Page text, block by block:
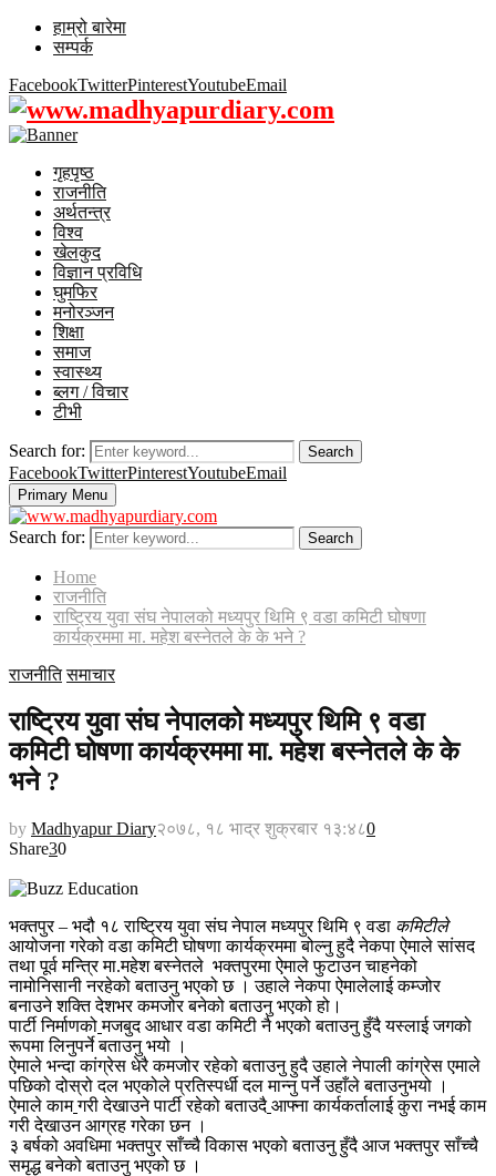
हाम्रो बारेमा
सम्पर्क
FacebookTwitterPinterestYoutubeEmail
गृहपृष्ठ
राजनीति
अर्थतन्त्र
विश्व
खेलकुद
विज्ञान प्रविधि
घुमफिर
मनोरञ्जन
शिक्षा
समाज
स्वास्थ्य
ब्लग / विचार
टीभी
Search for: Search
FacebookTwitterPinterestYoutubeEmail
Primary Menu
Search for: Search
Home
राजनीति
राष्ट्रिय युवा संघ नेपालको मध्यपुर थिमि ९ वडा कमिटी घोषणा
कार्यक्रममा मा. महेश बस्नेतले के के भने ?
राजनीति समाचार
राष्ट्रिय युवा संघ नेपालको मध्यपुर थिमि ९ वडा
कमिटी घोषणा कार्यक्रममा मा. महेश बस्नेतले के के
भने ?
by Madhyapur Diary२०७८, १८ भाद्र शुक्रबार १३:४८0
Share30
भक्तपुर – भदौ १८ राष्ट्रिय युवा संघ नेपाल मध्यपुर थिमि ९ वडा कमिटीले
आयोजना गरेको वडा कमिटी घोषणा कार्यक्रममा बोल्नु हुदै नेकपा ऐमाले सांसद
तथा पूर्व मन्त्रि मा.महेश बस्नेतले भक्तपुरमा ऐमाले फुटाउन चाहनेको
नामोनिसानी नरहेको बताउनु भएको छ । उहाले नेकपा ऐमालेलाई कम्जोर
बनाउने शक्ति देशभर कमजोर बनेको बताउनु भएको हो।
पार्टी निर्माणको मजबुद आधार वडा कमिटी नै भएको बताउनु हुँदै यस्लाई जगको
रूपमा लिनुपर्ने बताउनु भयो ।
ऐमाले भन्दा कांग्रेस धेरै कमजोर रहेको बताउनु हुदै उहाले नेपाली कांग्रेस एमाले
पछिको दोस्रो दल भएकोले प्रतिस्पर्धी दल मान्नु पर्ने उहाँले बताउनुभयो ।
ऐमाले काम गरी देखाउने पार्टी रहेको बताउदै आफ्ना कार्यकर्तालाई कुरा नभई काम
गरी देखाउन आग्रह गरेका छन ।
३ बर्षको अवधिमा भक्तपुर साँच्चै विकास भएको बताउनु हुँदै आज भक्तपुर साँच्चै
समृद्ध बनेको बताउनु भएको छ ।